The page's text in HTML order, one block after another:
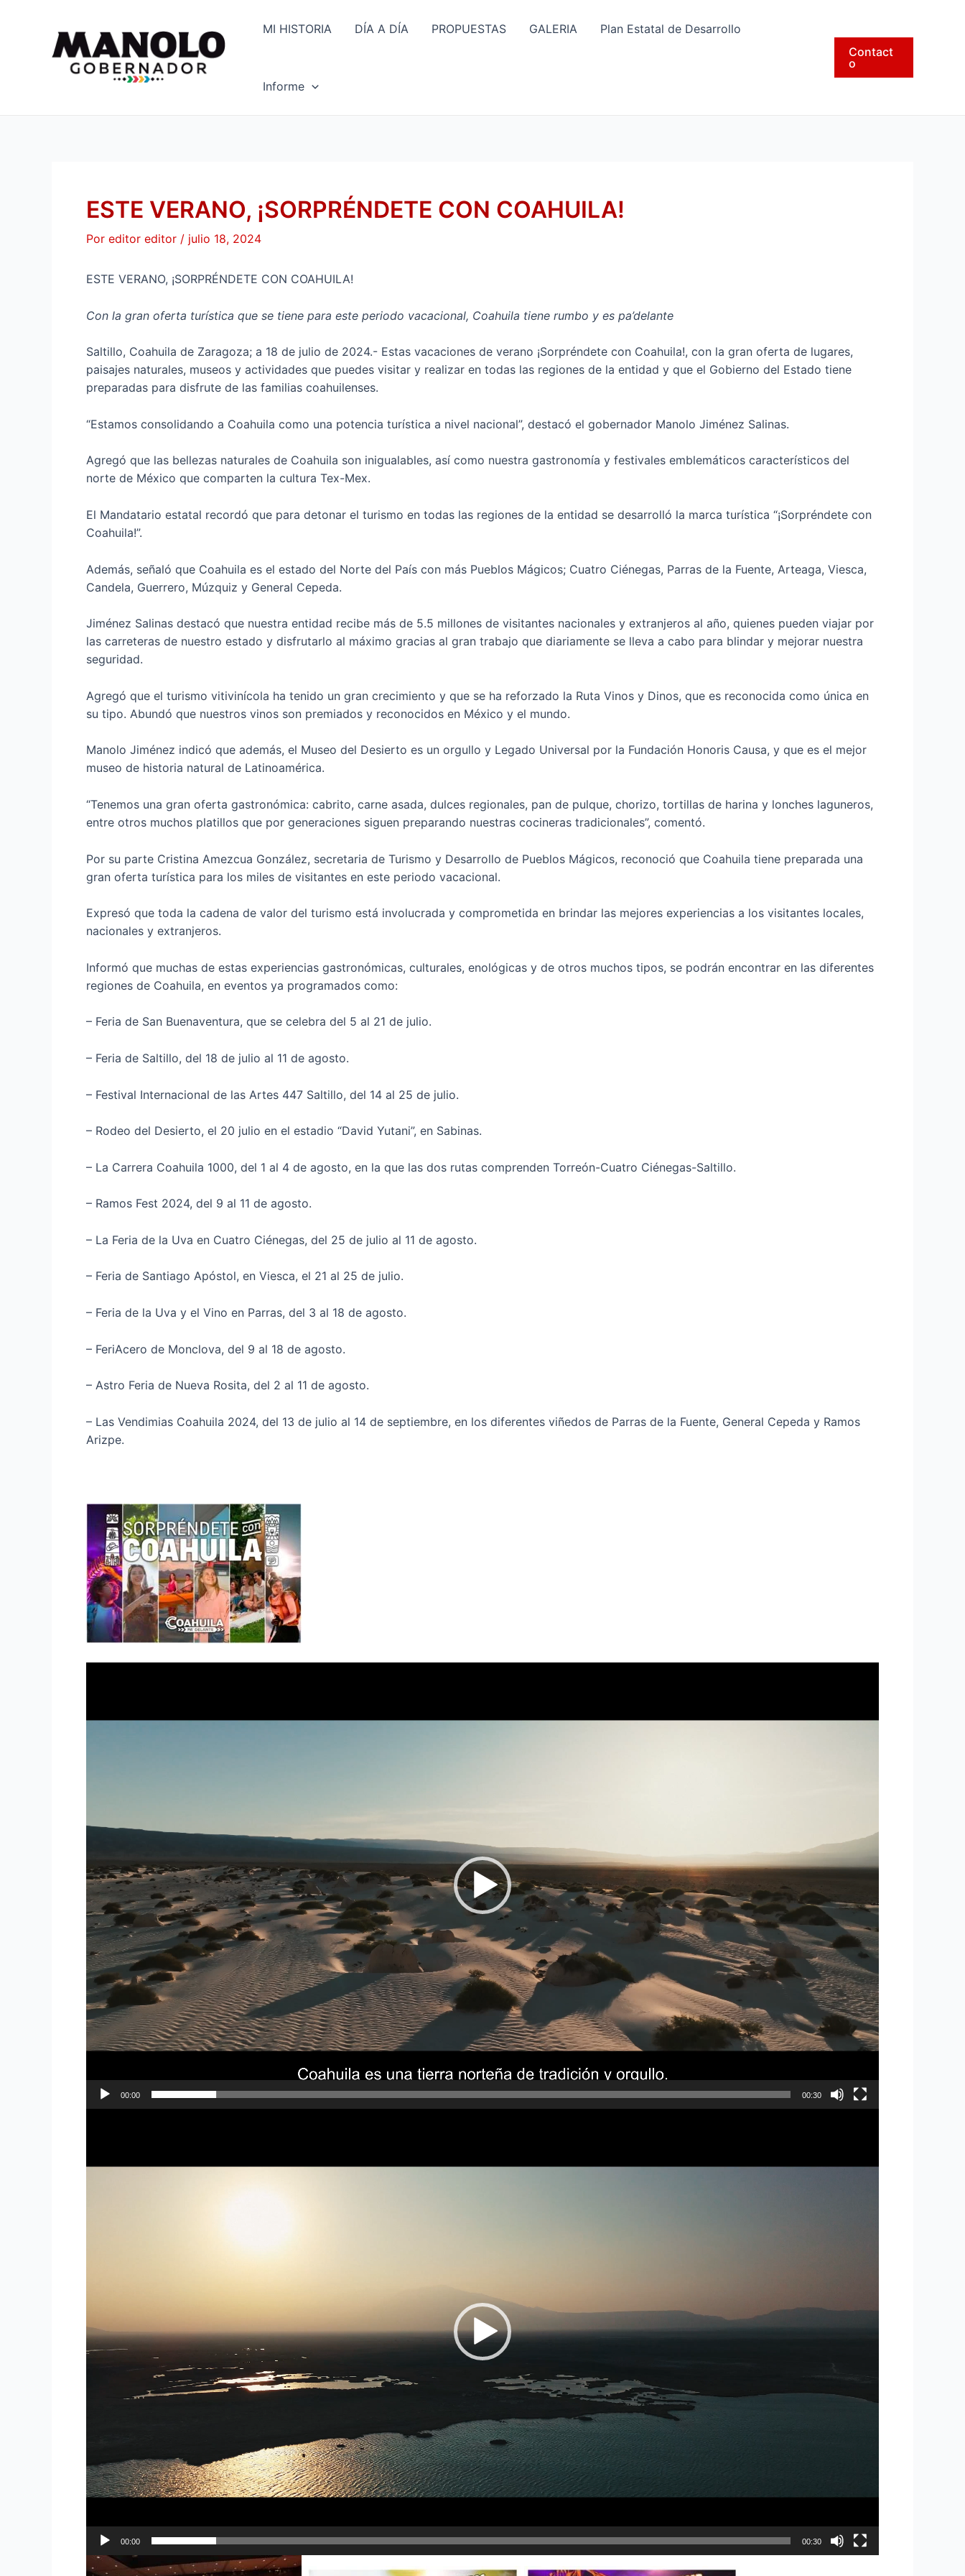
MI HISTORIA DÍA A DÍA PROPUESTAS GALERIA Plan Estatal de Desarrollo
Informe
Contact
o
ESTE VERANO, ¡SORPRÉNDETE CON COAHUILA!
Por editor editor / julio 18, 2024
ESTE VERANO, ¡SORPRÉNDETE CON COAHUILA!
Con la gran oferta turística que se tiene para este periodo vacacional, Coahuila tiene rumbo y es pa’delante
Saltillo, Coahuila de Zaragoza; a 18 de julio de 2024.- Estas vacaciones de verano ¡Sorpréndete con Coahuila!, con la gran oferta de lugares,
paisajes naturales, museos y actividades que puedes visitar y realizar en todas las regiones de la entidad y que el Gobierno del Estado tiene
preparadas para disfrute de las familias coahuilenses.
“Estamos consolidando a Coahuila como una potencia turística a nivel nacional”, destacó el gobernador Manolo Jiménez Salinas.
Agregó que las bellezas naturales de Coahuila son inigualables, así como nuestra gastronomía y festivales emblemáticos característicos del
norte de México que comparten la cultura Tex-Mex.
El Mandatario estatal recordó que para detonar el turismo en todas las regiones de la entidad se desarrolló la marca turística “¡Sorpréndete con
Coahuila!”.
Además, señaló que Coahuila es el estado del Norte del País con más Pueblos Mágicos; Cuatro Ciénegas, Parras de la Fuente, Arteaga, Viesca,
Candela, Guerrero, Múzquiz y General Cepeda.
Jiménez Salinas destacó que nuestra entidad recibe más de 5.5 millones de visitantes nacionales y extranjeros al año, quienes pueden viajar por
las carreteras de nuestro estado y disfrutarlo al máximo gracias al gran trabajo que diariamente se lleva a cabo para blindar y mejorar nuestra
seguridad.
Agregó que el turismo vitivinícola ha tenido un gran crecimiento y que se ha reforzado la Ruta Vinos y Dinos, que es reconocida como única en
su tipo. Abundó que nuestros vinos son premiados y reconocidos en México y el mundo.
Manolo Jiménez indicó que además, el Museo del Desierto es un orgullo y Legado Universal por la Fundación Honoris Causa, y que es el mejor
museo de historia natural de Latinoamérica.
“Tenemos una gran oferta gastronómica: cabrito, carne asada, dulces regionales, pan de pulque, chorizo, tortillas de harina y lonches laguneros,
entre otros muchos platillos que por generaciones siguen preparando nuestras cocineras tradicionales”, comentó.
Por su parte Cristina Amezcua González, secretaria de Turismo y Desarrollo de Pueblos Mágicos, reconoció que Coahuila tiene preparada una
gran oferta turística para los miles de visitantes en este periodo vacacional.
Expresó que toda la cadena de valor del turismo está involucrada y comprometida en brindar las mejores experiencias a los visitantes locales,
nacionales y extranjeros.
Informó que muchas de estas experiencias gastronómicas, culturales, enológicas y de otros muchos tipos, se podrán encontrar en las diferentes
regiones de Coahuila, en eventos ya programados como:
– Feria de San Buenaventura, que se celebra del 5 al 21 de julio.
– Feria de Saltillo, del 18 de julio al 11 de agosto.
– Festival Internacional de las Artes 447 Saltillo, del 14 al 25 de julio.
– Rodeo del Desierto, el 20 julio en el estadio “David Yutani”, en Sabinas.
– La Carrera Coahuila 1000, del 1 al 4 de agosto, en la que las dos rutas comprenden Torreón-Cuatro Ciénegas-Saltillo.
– Ramos Fest 2024, del 9 al 11 de agosto.
– La Feria de la Uva en Cuatro Ciénegas, del 25 de julio al 11 de agosto.
– Feria de Santiago Apóstol, en Viesca, el 21 al 25 de julio.
– Feria de la Uva y el Vino en Parras, del 3 al 18 de agosto.
– FeriAcero de Monclova, del 9 al 18 de agosto.
– Astro Feria de Nueva Rosita, del 2 al 11 de agosto.
– Las Vendimias Coahuila 2024, del 13 de julio al 14 de septiembre, en los diferentes viñedos de Parras de la Fuente, General Cepeda y Ramos
Arizpe.
00:00 00:30
00:00 00:30
entradas